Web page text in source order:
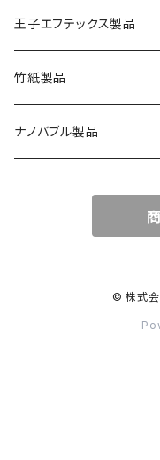
王子エフテックス製品
竹紙製品
ナノバブル製品
© 株式会